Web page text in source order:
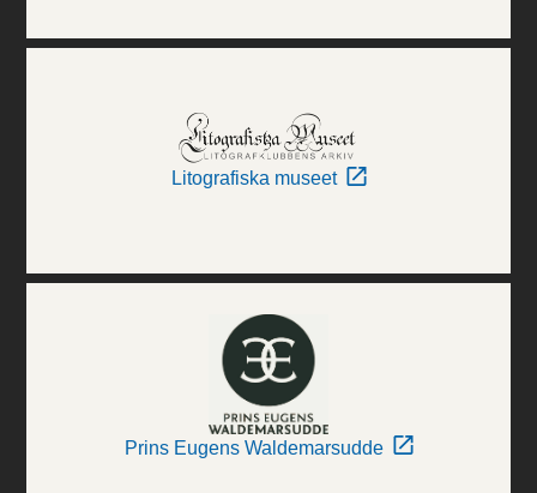
Litografiska museet
Prins Eugens Waldemarsudde